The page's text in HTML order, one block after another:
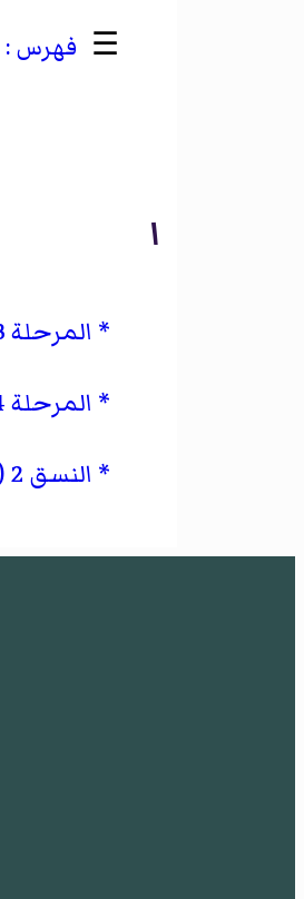
☰
ا
المرحلة 3 (الكامبري)
المرحلة 4 (الكامبري)
النسق 2 (الكامبري)